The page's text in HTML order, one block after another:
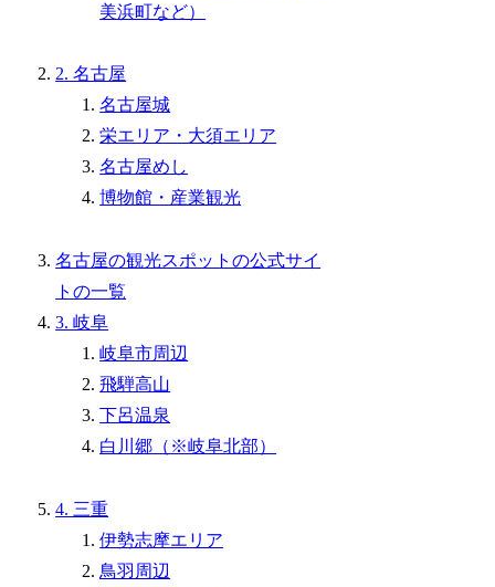
美浜町など）
2. 名古屋
名古屋城
栄エリア・大須エリア
名古屋めし
博物館・産業観光
名古屋の観光スポットの公式サイ
トの一覧
3. 岐阜
岐阜市周辺
飛騨高山
下呂温泉
白川郷（※岐阜北部）
4. 三重
伊勢志摩エリア
鳥羽周辺